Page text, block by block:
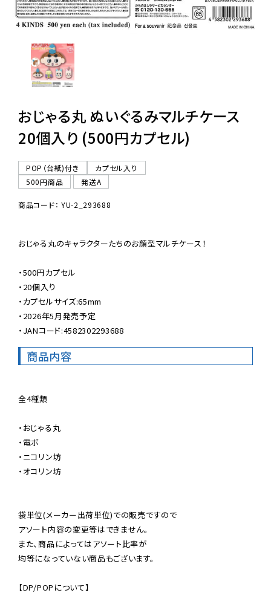
06-6282-7659
おじゃる丸 ぬいぐるみマルチケース
20個入り (500円カプセル)
POP（台紙)付き
カプセル入り
500円商品
発送A
商品コード： YU-2_293688
おじゃる丸のキャラクターたちのお顔型マルチケース！
・500円カプセル
・20個入り
・カプセルサイズ:65mm
・2026年5月発売予定
・JANコード:4582302293688
商品内容
全4種類
・おじゃる丸
・電ボ
・ニコリン坊
・オコリン坊
袋単位(メーカー出荷単位)での販売ですので
アソート内容の変更等はできません。
また、商品によってはアソート比率が
均等になっていない商品もございます。
【DP/POPについて】